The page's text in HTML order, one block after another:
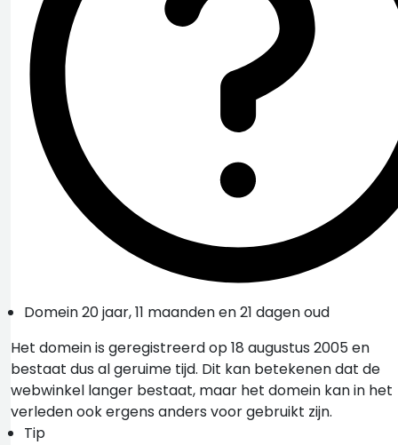
Domein 20 jaar, 11 maanden en 21 dagen oud
Het domein is geregistreerd op 18 augustus 2005 en
bestaat dus al geruime tijd. Dit kan betekenen dat de
webwinkel langer bestaat, maar het domein kan in het
verleden ook ergens anders voor gebruikt zijn.
Tip